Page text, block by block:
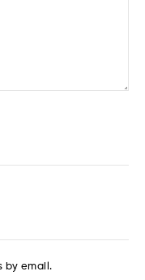
by email.